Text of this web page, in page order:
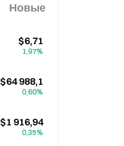
Новые
$6,71
1,97%
$64 988,1
0,60%
$1 916,94
0,35%